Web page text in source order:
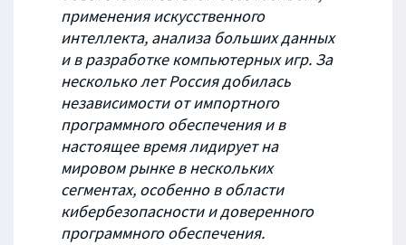
применения искусственного
интеллекта, анализа больших данных
и в разработке компьютерных игр. За
несколько лет Россия добилась
независимости от импортного
программного обеспечения и в
настоящее время лидирует на
мировом рынке в нескольких
сегментах, особенно в области
кибербезопасности и доверенного
программного обеспечения.